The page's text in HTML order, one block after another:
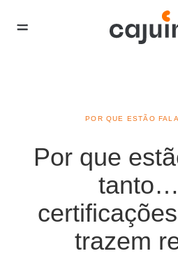
POR QUE ESTÃO
Por que
trazem